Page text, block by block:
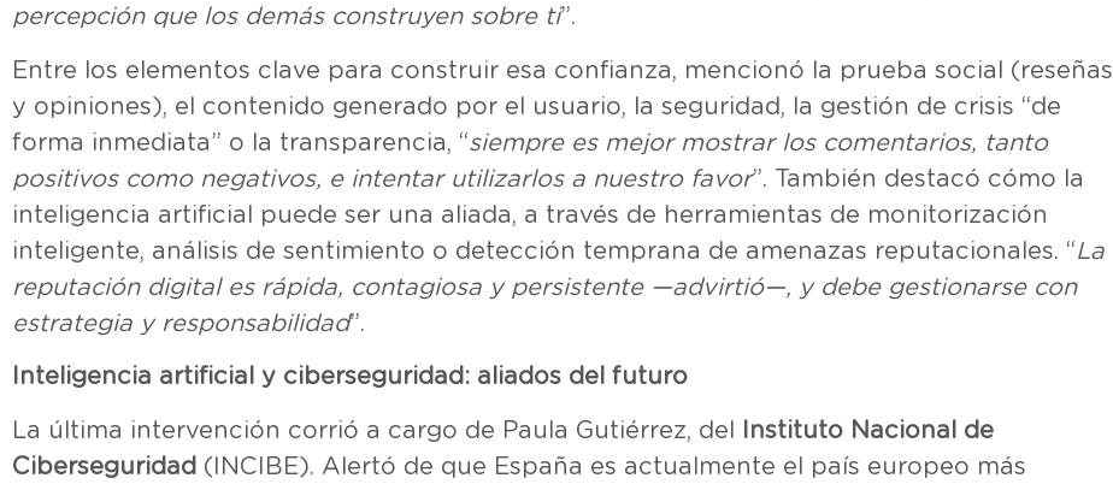
percepción que los demás construyen sobre ti”.
Entre los elementos clave para construir esa confianza, mencionó la prueba social (reseñas
y opiniones), el contenido generado por el usuario, la seguridad, la gestión de crisis “de
forma inmediata” o la transparencia, “siempre es mejor mostrar los comentarios, tanto
positivos como negativos, e intentar utilizarlos a nuestro favor”. También destacó cómo la
inteligencia artificial puede ser una aliada, a través de herramientas de monitorización
inteligente, análisis de sentimiento o detección temprana de amenazas reputacionales. “La
reputación digital es rápida, contagiosa y persistente —advirtió—, y debe gestionarse con
estrategia y responsabilidad”.
Inteligencia artificial y ciberseguridad: aliados del futuro
La última intervención corrió a cargo de Paula Gutiérrez, del Instituto Nacional de
Ciberseguridad (INCIBE). Alertó de que España es actualmente el país europeo más